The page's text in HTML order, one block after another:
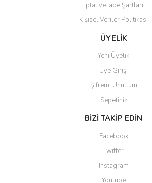
İptal ve İade Şartları
Kişisel Veriler Politikası
ÜYELİK
Yeni Üyelik
Üye Girişi
Şifremi Unuttum
Sepetiniz
BİZİ TAKİP EDİN
Facebook
Twitter
Instagram
Youtube